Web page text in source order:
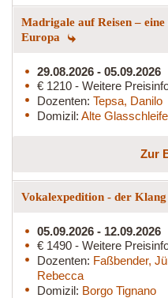
Madrigale auf Reisen –
Europa
29.08.2026 - 05.09.2026
€ 1210 - Weitere
Dozenten: Tepsa, Danilo
Domizil: Alte Glasschleife
Zur
Vokalexpedition - der
05.09.2026 - 12.09.2026
€ 1490 - Weitere
Dozenten: Faßbender,
Rebecca
Domizil: Borgo Tignano